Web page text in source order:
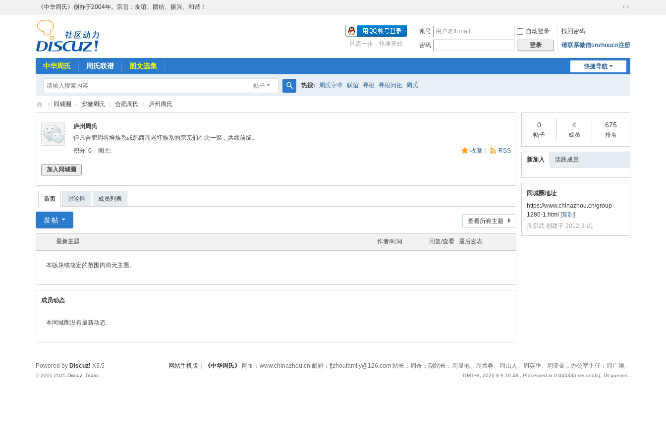
《中华周氏》创办于2004年。宗旨：友谊、团结、振兴、和谐！
切
宽
账号 自动登录
找回密码
密码
登录 请联系微信cnzhoucn注册
只需一步，快速开始
快捷导航
中华周氏 周氏联谱 图文选集
帖子
索
热搜: 周氏字辈 联谊 寻根 寻根问祖 周氏
中
华
氏
》
w
w.
ho
u.
：
友
› 同城圈 › 安徽周氏 › 合肥周氏 › 庐州周氏
庐州周氏
但凡合肥周谷堆族系或肥西周老圩族系的宗亲们在此一聚，共续前缘。
收藏
RSS
积分: 0 圈主:
加入同城圈
首页 讨论区 成员列表
查看所有主题
发帖
最新主题 作者/时间 回复/查看 最后发表
本版块或指定的范围内尚无主题。
成员动态
本同城圈没有最新动态
0
帖子
4
成员
675
排名
新加入 活跃成员
同城圈地址
https://www.chinazhou.cn/group-
1286-1.html [复制 ]
周宗武 创建于 2012-3-21
网站手机版 《中华周氏》 网址：www.chinazhou.cn 邮箱：fjzhoufamily@126.com 站长：周奇；副站长：周显艳、周孟春、周山人、周英华、周亚金；办公室主任：周广涛。
GMT+8, 2026-8-9 19:48 , Processed in 0.045335 second(s), 18 queries .
Powered by Discuz! X3.5
© 2001-2025 Discuz! Team